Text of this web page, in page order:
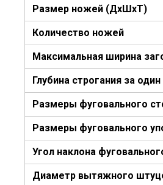
Размер ножей (ДхШхТ)
Количество ножей
Максимальная ширина
Глубина строгания за
Размеры фуговального
Размеры фуговального
Угол наклона
Диаметр вытяжного